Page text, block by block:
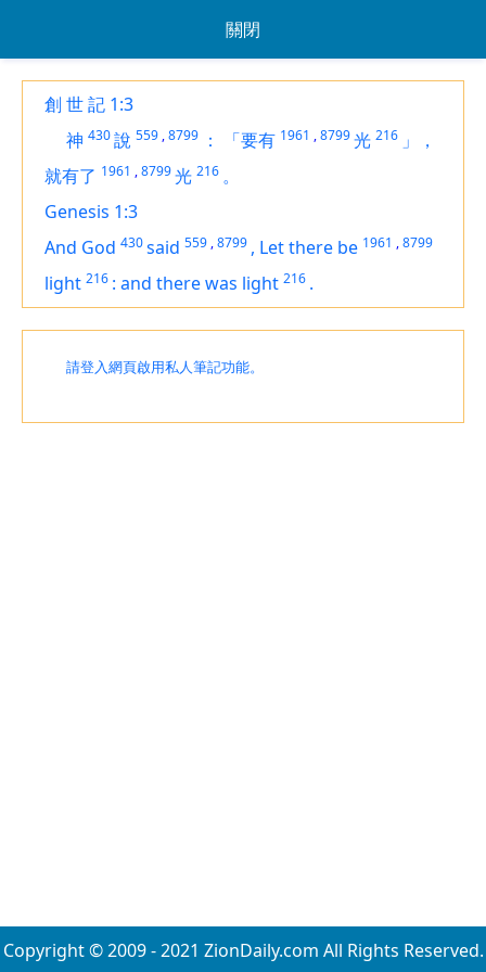
關閉
創 世 記 1:3
神 430說 559 ,8799 ： 「要有 1961 ,8799光 216 」，
就有了 1961 ,8799光 216 。
Genesis 1:3
And God 430said 559 ,8799 , Let there be 1961 ,8799
light 216 : and there was light 216 .
請登入網頁啟用私人筆記功能。
Copyright © 2009 - 2021 ZionDaily.com All Rights Reserved.